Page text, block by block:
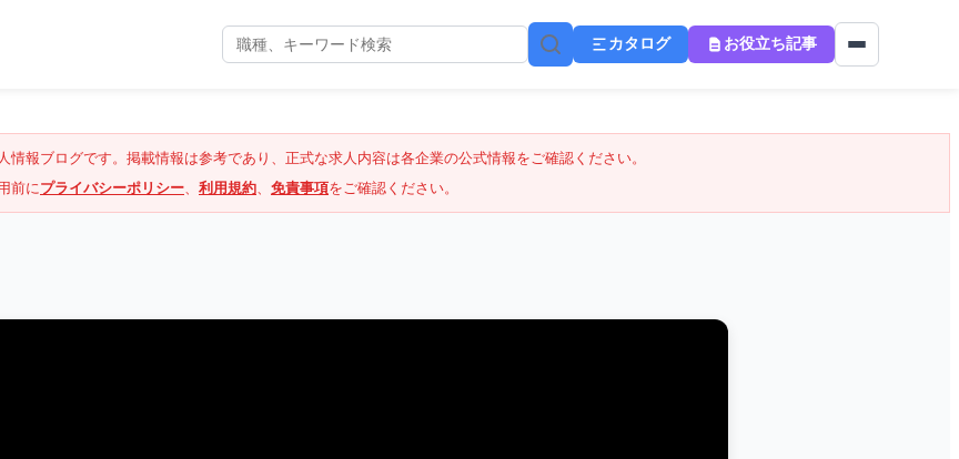
カタログ お役立ち記事
情報ブログです。掲載情報は参考であり、正式な求人内容は各企業の公式情報をご確認ください。
前にプライバシーポリシー、 利用規約、 免責事項をご確認ください。